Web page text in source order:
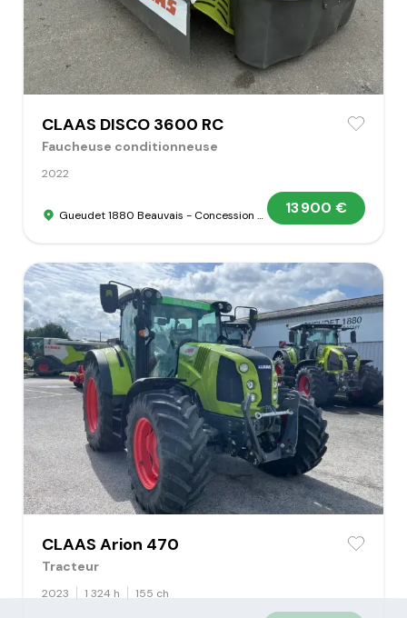
CLAAS DISCO 3600 RC
Faucheuse conditionneuse
2022
Gueudet 1880 Beauvais - Concession Claas 13 900 €
CLAAS Arion 470
Tracteur
2023 1 324 h 155 ch